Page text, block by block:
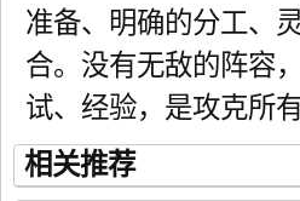
准备、明确的分工、
合。没有无敌的阵容
试、经验，是攻克所
相关推荐